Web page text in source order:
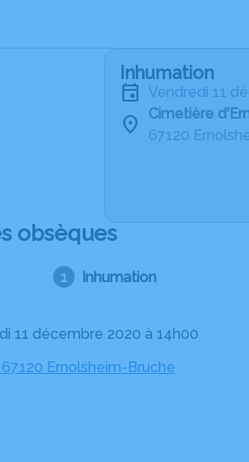
Inhumation
vendredi 11
Cimetière
67120
obsèques
Inhumation
11 décembre 2020 à 14h00
67120 Ernolsheim-Bruche